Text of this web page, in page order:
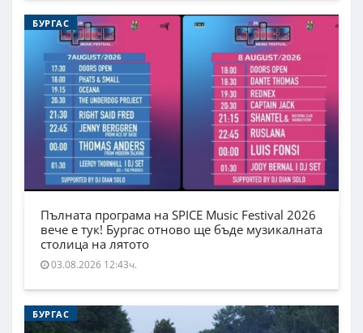
БУРГАС
Пълната програма на SPICE Music Festival 2026
вече е тук! Бургас отново ще бъде музикалната
столица на лятото
03.08.2026 12:43ч.
БУРГАС